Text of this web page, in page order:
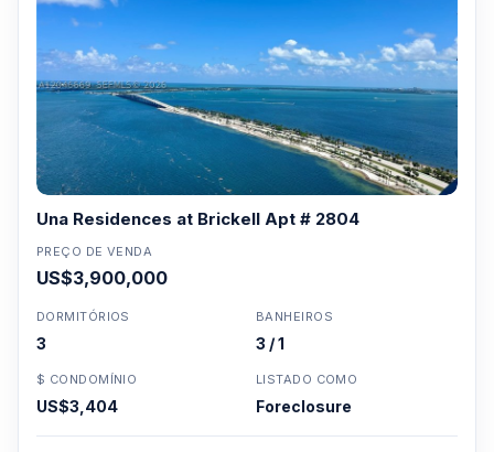
Una Residences at Brickell Apt # 2804
PREÇO DE VENDA
US$3,900,000
DORMITÓRIOS
3
BANHEIROS
3 / 1
$ CONDOMÍNIO
US$3,404
LISTADO COMO
Foreclosure